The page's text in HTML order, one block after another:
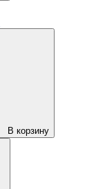
В корзину